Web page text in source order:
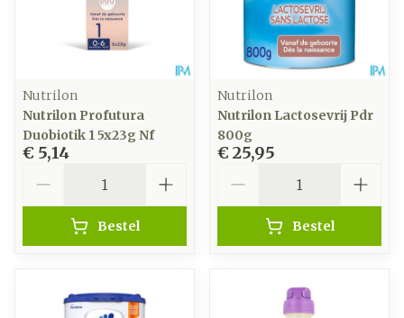
Nutrilon
Nutrilon Profutura
Duobiotik 1 5x23g Nf
€ 5,14
Bestel
Nutrilon
Nutrilon Lactosevrij Pdr
800g
€ 25,95
Bestel